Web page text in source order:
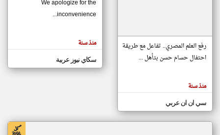
مصادر الأخبار من موريتانيا
اخبار موريتانيا على مدار الساعة
أهم اخبار موريتانيا العاجلة والمباشرة
المقالات
الموجوده
هنا عن
رفع العلم المصري.. تفاعل مع طريقة
احتفال حسام حسن بتأهل ...
منذ سنة
سي ان ان عربي
We apologize for the
inconvenience...
منذ سنة
سكاي نيوز عربية
klyoum.com